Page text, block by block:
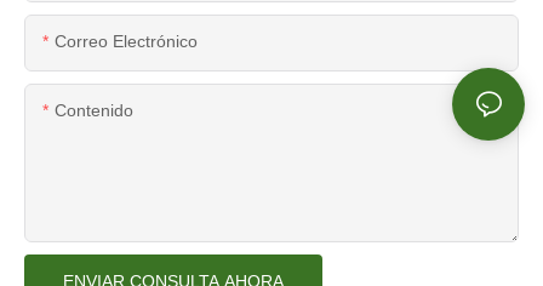
Correo Electrónico
Contenido
ENVIAR CONSULTA AHORA